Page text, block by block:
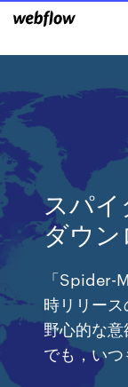
スパ
ダウン
「Spider-
時リリー
野心的な
でも，い